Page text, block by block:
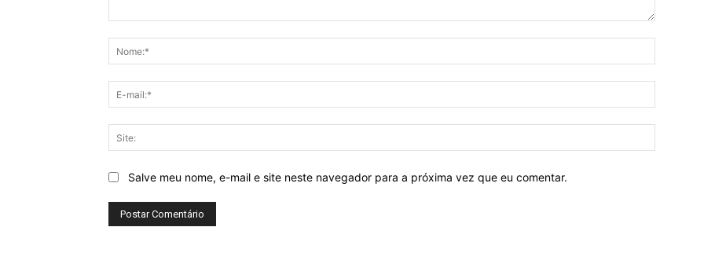
mail:*
Salve meu nome, e-mail e site neste navegador para a próxima vez que eu comentar.